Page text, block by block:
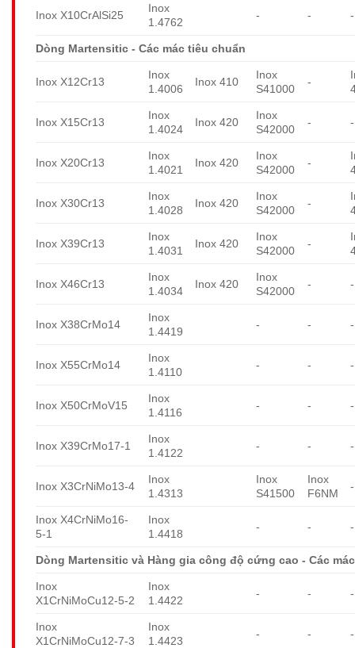
Inox X10CrAlSi25
Inox
1.4762
- - -
Dòng Martensitic - Các mác tiêu chuẩn
Inox X12Cr13
Inox
1.4006
Inox 410
Inox
S41000
-
Inox X15Cr13
Inox
1.4024
Inox 420
Inox
S42000
- -
Inox X20Cr13
Inox
1.4021
Inox 420
Inox
S42000
-
Inox X30Cr13
Inox
1.4028
Inox 420
Inox
S42000
-
Inox X39Cr13
Inox
1.4031
Inox 420
Inox
S42000
-
Inox X46Cr13
Inox
1.4034
Inox 420
Inox
S42000
- -
Inox X38CrMo14
Inox
1.4419
- - -
Inox X55CrMo14
Inox
1.4110
- - -
Inox X50CrMoV15
Inox
1.4116
- - -
Inox X39CrMo17-1
Inox
1.4122
- - -
Inox X3CrNiMo13-4
Inox
1.4313
Inox
S41500
Inox
F6NM
-
Inox X4CrNiMo16-
5-1
Inox
1.4418
- - -
Dòng Martensitic và Hàng gia công độ cứng cao - Các
Inox
X1CrNiMoCu12-5-2
Inox
1.4422
- - -
Inox
X1CrNiMoCu12-7-3
Inox
1.4423
- - -